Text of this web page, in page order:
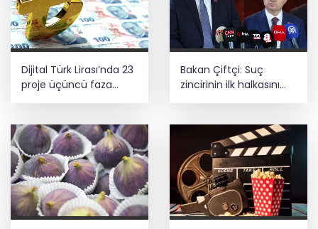
Dijital Türk Lirası’nda 23
proje üçüncü faza
Bakan Çiftçi: Suç
zincirinin ilk halkasını